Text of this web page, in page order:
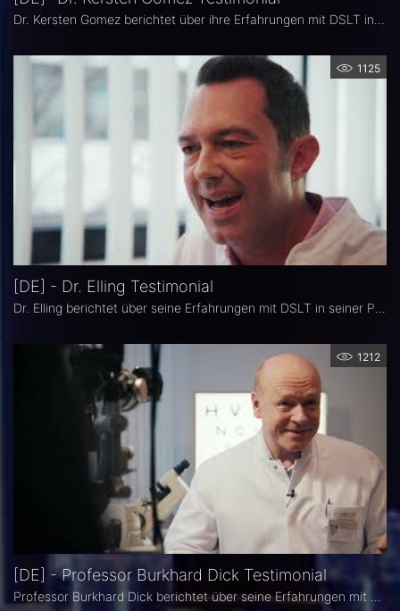
1125
[DE] - Dr. Elling Testimonial
1212
[DE] - Professor Burkhard Dick Testimonial